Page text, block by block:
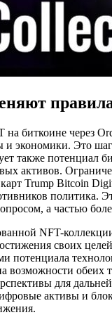
на биткоине через
и экономики. Это
также потенциал
активов.
Trump Bitcoin
политика.
а частью
NFT-
своих
потенциала
возможности обеих
для
активы и